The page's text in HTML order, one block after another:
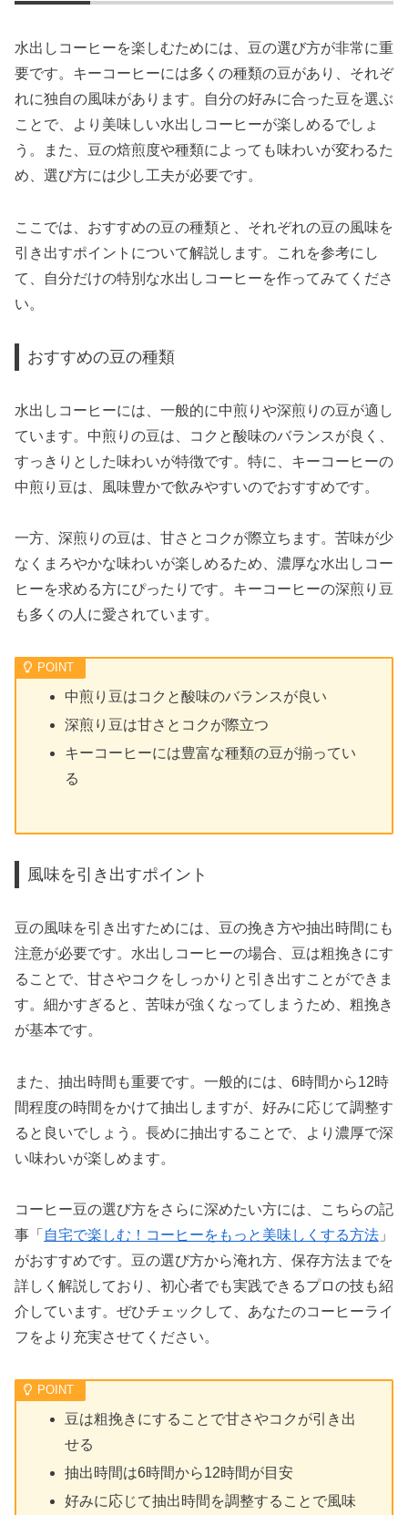
水出しコーヒーを楽しむためには、豆の選び方が非常に重
要です。キーコーヒーには多くの種類の豆があり、それぞ
れに独自の風味があります。自分の好みに合った豆を選ぶ
ことで、より美味しい水出しコーヒーが楽しめるでしょ
う。また、豆の焙煎度や種類によっても味わいが変わるた
め、選び方には少し工夫が必要です。
ここでは、おすすめの豆の種類と、それぞれの豆の風味を
引き出すポイントについて解説します。これを参考にし
て、自分だけの特別な水出しコーヒーを作ってみてくださ
い。
おすすめの豆の種類
水出しコーヒーには、一般的に中煎りや深煎りの豆が適し
ています。中煎りの豆は、コクと酸味のバランスが良く、
すっきりとした味わいが特徴です。特に、キーコーヒーの
中煎り豆は、風味豊かで飲みやすいのでおすすめです。
一方、深煎りの豆は、甘さとコクが際立ちます。苦味が少
なくまろやかな味わいが楽しめるため、濃厚な水出しコー
ヒーを求める方にぴったりです。キーコーヒーの深煎り豆
も多くの人に愛されています。
中煎り豆はコクと酸味のバランスが良い
深煎り豆は甘さとコクが際立つ
キーコーヒーには豊富な種類の豆が揃ってい
る
風味を引き出すポイント
豆の風味を引き出すためには、豆の挽き方や抽出時間にも
注意が必要です。水出しコーヒーの場合、豆は粗挽きにす
ることで、甘さやコクをしっかりと引き出すことができま
す。細かすぎると、苦味が強くなってしまうため、粗挽き
が基本です。
また、抽出時間も重要です。一般的には、6時間から12時
間程度の時間をかけて抽出しますが、好みに応じて調整す
ると良いでしょう。長めに抽出することで、より濃厚で深
い味わいが楽しめます。
コーヒー豆の選び方をさらに深めたい方には、こちらの記
事「 自宅で楽しむ！コーヒーをもっと美味しくする方法 」
がおすすめです。豆の選び方から淹れ方、保存方法までを
詳しく解説しており、初心者でも実践できるプロの技も紹
介しています。ぜひチェックして、あなたのコーヒーライ
フをより充実させてください。
豆は粗挽きにすることで甘さやコクが引き出
せる
抽出時間は6時間から12時間が目安
好みに応じて抽出時間を調整することで風味